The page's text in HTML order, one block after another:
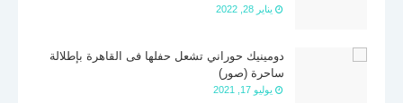
يناير 28, 2022
دومينيك حوراني تشعل حفلها فى القاهرة بإطلالة
ساحرة (صور)
يوليو 17, 2021